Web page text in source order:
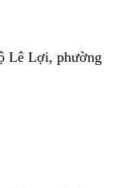
Lê Lợi, phường